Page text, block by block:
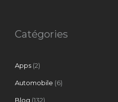
Catégories
Apps (2)
Automobile (6)
Blog (132)